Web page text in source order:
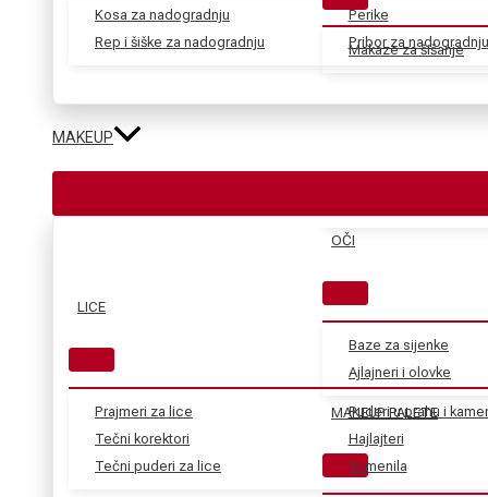
Kosa za nadogradnju
Rep i šiške za nadogradnju
Perike
Pribor za
Makaze za šišanje
MAKEUP
LICE
Prajmeri za lice
Tečni korektori
Tečni puderi za lice
Puderi u prahu i
Hajlajteri
Rumenila
OČI
Baze za sijenke
Ajlajneri i olovke
MAKEUP PALETE